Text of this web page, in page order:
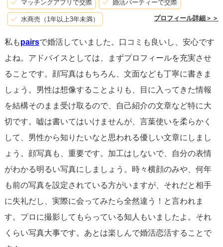
マッチングアプリで交際 婚活パーティーで交際
水商売（1年以上3年未満） プロフィール詳細＞＞
私もpairsで婚活していました。口コミも良いし、安心です
よね。アドバイスとしては、まずプロフィールを充実させ
ることです。顔写真はもちろん、文面なども丁寧に書きま
しょう。男性は想像することよりも、目に入ってきた情報
を結構そのまま受け取るので、自己紹介の文章など特に大
切です。嘘は書いてはいけませんが、言葉使いを柔らかく
して、男性から知りたいなと思われる優しい文章にしまし
ょう。顔写真も、重要です。加工はしないで、自分の表情
がわかる明るい写真にしましょう。時々横顔のみや、何年
も前の写真を設定されている方がいますが、それだと相手
に失礼だし、実際に会ってみたら全然違う！と言われま
す。プロに撮影してもらっている知人もいましたよ。それ
くらい写真大事です。あとは楽しんで婚活恋活することで